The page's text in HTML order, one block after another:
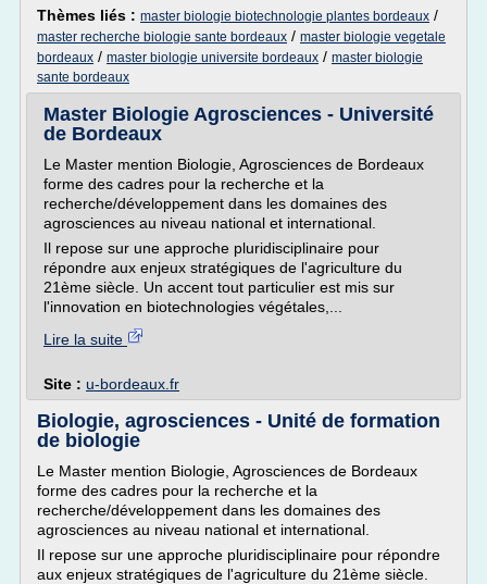
Thèmes liés : master biologie biotechnologie plantes bordeaux /
master recherche biologie sante bordeaux / master biologie vegetale
bordeaux / master biologie universite bordeaux / master biologie
sante bordeaux
Master Biologie Agrosciences - Université
de Bordeaux
Le Master mention Biologie, Agrosciences de Bordeaux
forme des cadres pour la recherche et la
recherche/développement dans les domaines des
agrosciences au niveau national et international.
Il repose sur une approche pluridisciplinaire pour
répondre aux enjeux stratégiques de l'agriculture du
21ème siècle. Un accent tout particulier est mis sur
l'innovation en biotechnologies végétales,...
Lire la suite
Site : u-bordeaux.fr
Biologie, agrosciences - Unité de formation
de biologie
Le Master mention Biologie, Agrosciences de Bordeaux
forme des cadres pour la recherche et la
recherche/développement dans les domaines des
agrosciences au niveau national et international.
Il repose sur une approche pluridisciplinaire pour répondre
aux enjeux stratégiques de l'agriculture du 21ème siècle.